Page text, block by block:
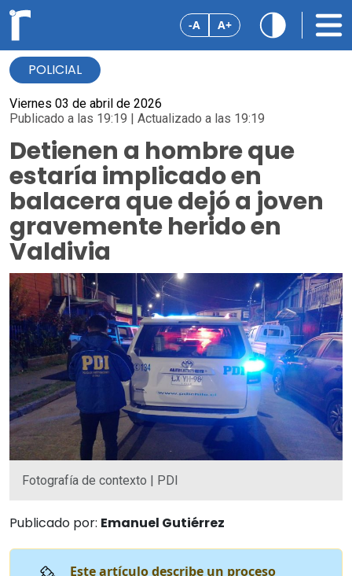
-A A+
POLICIAL
Viernes 03 de abril de 2026
Publicado a las 19:19 | Actualizado a las 19:19
Detienen a hombre que
estaría implicado en
balacera que dejó a joven
gravemente herido en
Valdivia
Fotografía de contexto | PDI
Publicado por: Emanuel Gutiérrez
Este artículo describe un proceso